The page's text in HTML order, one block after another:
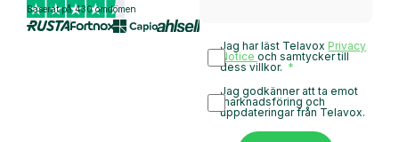
Baserat på 430 omdömen
Jag har läst Telavox Privacy
Noticeoch samtycker till
dess villkor.
Jag godkänner att ta emot
marknadsföring och
uppdateringar från Telavox.